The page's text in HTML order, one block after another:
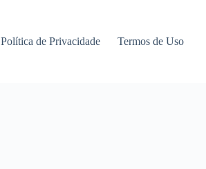
Política de Privacidade Termos de Uso